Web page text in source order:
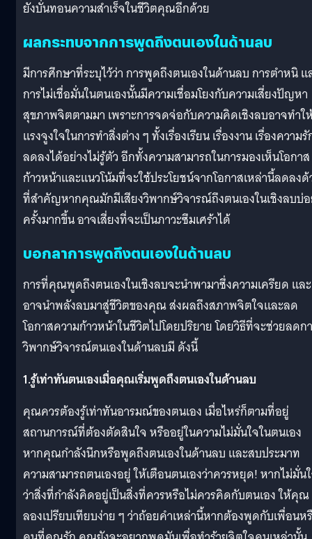
ยังบั่นทอนความสำเร็จในชีวิตคุณอีกด้วย
ผลกระทบจากการพูดถึงตนเองในด้านลบ
มีการศึกษาที่ระบุไว้ว่า การพูดถึงตนเองในด้านลบ การตำหนิ แ
การไม่เชื่อมั่นในตนเองนั้นมีความเชื่อมโยงกับความเสี่ยงปัญหา
สุขภาพจิตตามมา เพราะการจดจ่อกับความคิดเชิงลบอาจทำใ
แรงจูงใจในการทำสิ่งต่าง ๆ ทั้งเรื่องเรียน เรื่องงาน เรื่องความ
ลดลงได้อย่างไม่รู้ตัว อีกทั้งความสามารถในการมองเห็นโอกาส
ก้าวหน้าและแนวโน้มที่จะใช้ประโยชน์จากโอกาสเหล่านี้ลดลง
ที่สำคัญหากคุณมักมีเสียงวิพากษ์วิจารณ์ถึงตนเองในเชิงลบบ่
ครั้งมากขึ้น อาจเสี่ยงที่จะเป็นภาวะซึมเศร้าได้
บอกลาการพูดถึงตนเองในด้านลบ
การที่คุณพูดถึงตนเองในเชิงลบจะนำพามาซึ่งความเครียด และ
อาจนำพลังลบมาสู่ชีวิตของคุณ ส่งผลถึงสภาพจิตใจและลด
โอกาสความก้าวหน้าในชีวิตไปโดยปริยาย โดยวิธีที่จะช่วยลดก
วิพากษ์วิจารณ์ตนเองในด้านลบมี ดังนี้
1.รู้เท่าทันตนเองเมื่อคุณเริ่มพูดถึงตนเองในด้านลบ
คุณควรต้องรู้เท่าทันอารมณ์ของตนเอง เมื่อไหร่ก็ตามที่อยู่
สถานการณ์ที่ต้องตัดสินใจ หรืออยู่ในความไม่มั่นใจในตนเอง
หากคุณกำลังนึกหรือพูดถึงตนเองในด้านลบ และสบประมาท
ความสามารถตนเองอยู่ ให้เตือนตนเองว่าควรหยุด! หากไม่มั่น
ว่าสิ่งที่กำลังคิดอยู่เป็นสิ่งที่ควรหรือไม่ควรคิดกับตนเอง ให้คุณ
ลองเปรียบเทียบง่าย ๆ ว่าถ้อยคำเหล่านี้หากต้องพูดกับเพื่อนห